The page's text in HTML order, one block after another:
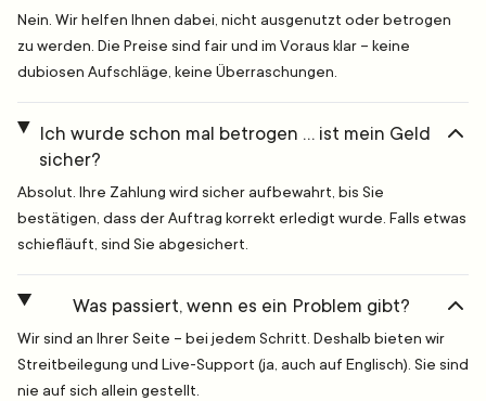
Nein. Wir helfen Ihnen dabei, nicht ausgenutzt oder betrogen
zu werden. Die Preise sind fair und im Voraus klar – keine
dubiosen Aufschläge, keine Überraschungen.
Ich wurde schon mal betrogen … ist mein Geld
sicher?
Absolut. Ihre Zahlung wird sicher aufbewahrt, bis Sie
bestätigen, dass der Auftrag korrekt erledigt wurde. Falls etwas
schiefläuft, sind Sie abgesichert.
Was passiert, wenn es ein Problem gibt?
Wir sind an Ihrer Seite – bei jedem Schritt. Deshalb bieten wir
Streitbeilegung und Live-Support (ja, auch auf Englisch). Sie sind
nie auf sich allein gestellt.